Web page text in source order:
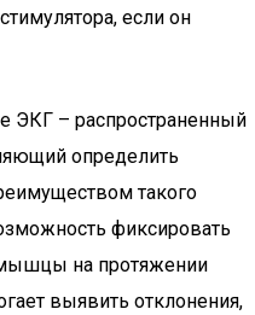
если он
ЭКГ – распространенный
определить
такого
фиксировать
мышцы на протяжении
выявить отклонения,